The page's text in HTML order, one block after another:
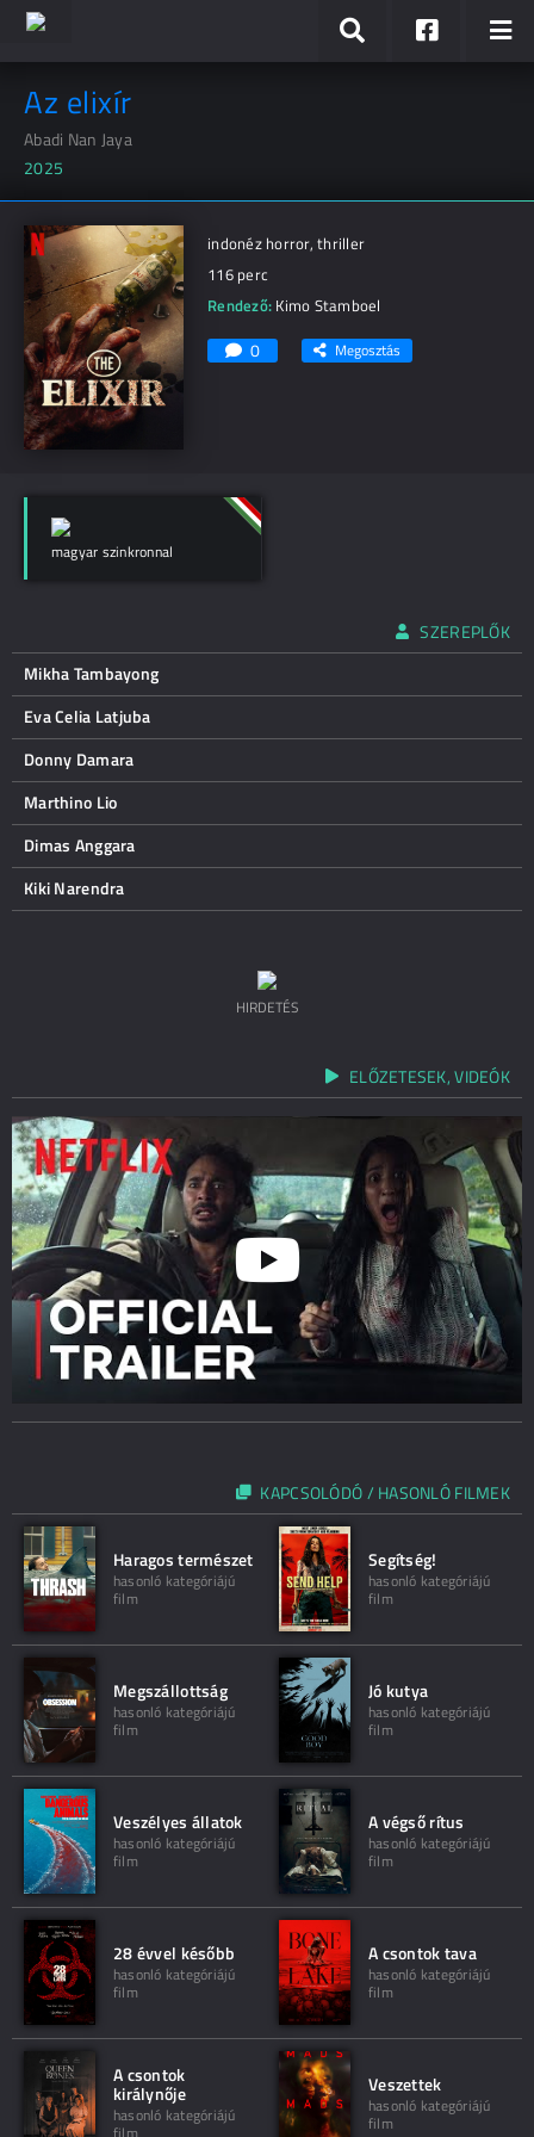
Az elixír
Abadi Nan Jaya
2025
indonéz horror, thriller
116 perc
Rendező: Kimo Stamboel
0 Megosztás
magyar szinkronnal
SZEREPLŐK
Mikha Tambayong
Eva Celia Latjuba
Donny Damara
Marthino Lio
Dimas Anggara
Kiki Narendra
HIRDETÉS
ELŐZETESEK, VIDEÓK
KAPCSOLÓDÓ / HASONLÓ FILMEK
Haragos természet
hasonló kategóriájú
film
Segítség!
hasonló kategóriájú
film
Megszállottság
hasonló kategóriájú
film
Jó kutya
hasonló kategóriájú
film
Veszélyes állatok
hasonló kategóriájú
film
A végső rítus
hasonló kategóriájú
film
28 évvel később
hasonló kategóriájú
film
A csontok tava
hasonló kategóriájú
film
A csontok
királynője
hasonló kategóriájú
Veszettek
hasonló kategóriájú
film